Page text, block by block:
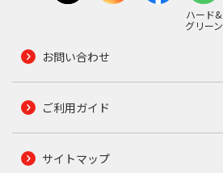
ハード&
グリーン
お問い合わせ
ご利用ガイド
サイトマップ